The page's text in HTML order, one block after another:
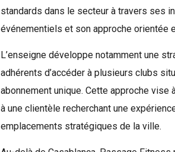
standards dans le secteur à travers ses
événementiels et son approche orientée
L’enseigne développe notamment une
adhérents d’accéder à plusieurs clubs
abonnement unique. Cette approche
à une clientèle recherchant une
emplacements stratégiques de la ville.